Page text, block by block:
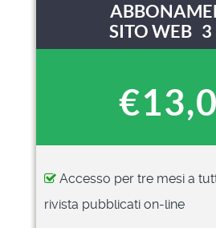
SITO WEB 3
Accesso per tre mesi a
rivista pubblicati on-line